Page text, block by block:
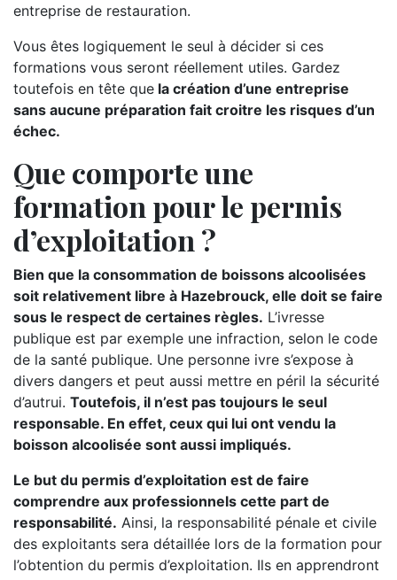
entreprise de restauration.
Vous êtes logiquement le seul à décider si ces
formations vous seront réellement utiles. Gardez
toutefois en tête que la création d’une entreprise
sans aucune préparation fait croitre les risques d’un
échec.
Que comporte une
formation pour le permis
d’exploitation ?
Bien que la consommation de boissons alcoolisées
soit relativement libre à Hazebrouck, elle doit se faire
sous le respect de certaines règles. L’ivresse
publique est par exemple une infraction, selon le code
de la santé publique. Une personne ivre s’expose à
divers dangers et peut aussi mettre en péril la sécurité
d’autrui. Toutefois, il n’est pas toujours le seul
responsable. En effet, ceux qui lui ont vendu la
boisson alcoolisée sont aussi impliqués.
Le but du permis d’exploitation est de faire
comprendre aux professionnels cette part de
responsabilité. Ainsi, la responsabilité pénale et civile
des exploitants sera détaillée lors de la formation pour
l’obtention du permis d’exploitation. Ils en apprendront